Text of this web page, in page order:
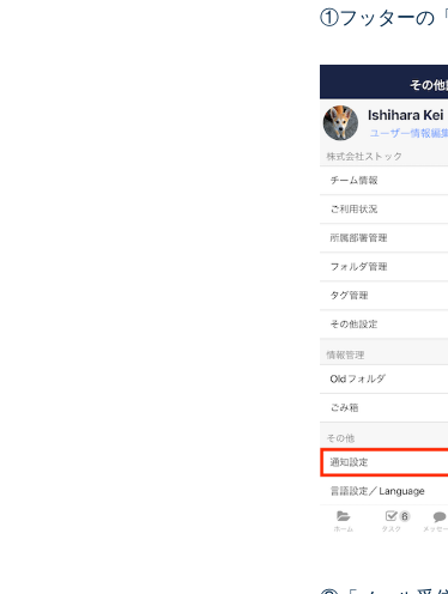
①フッターの